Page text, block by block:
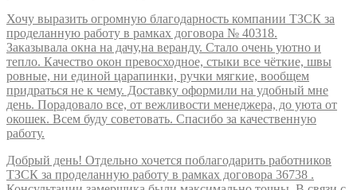
Хочу выразить огромную благодарность компании ТЗСК за
проделанную работу в рамках договора № 40318.
Заказывала окна на дачу,на веранду. Стало очень уютно и
тепло. Качество окон превосходное, стыки все чёткие, швы
ровные, ни единой царапинки, ручки мягкие, вообщем
придраться не к чему. Доставку оформили на удобный мне
день. Порадовало все, от вежливости менеджера, до уюта от
окошек. Всем буду советовать. Спасибо за качественную
работу.
Добрый день! Отдельно хочется поблагодарить работников
ТЗСК за проделанную работу в рамках договора 36738 .